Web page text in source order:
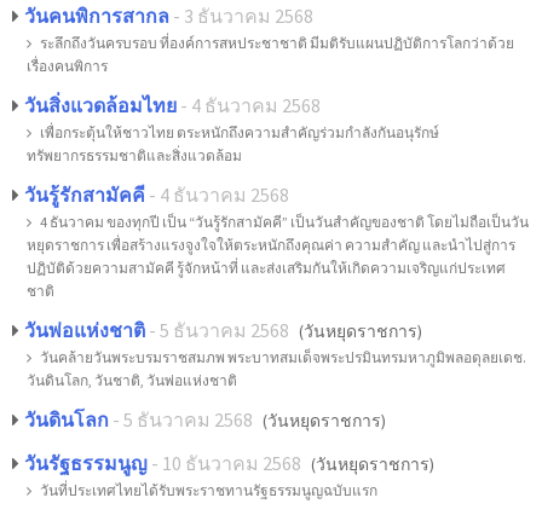
วันคนพิการสากล - 3 ธันวาคม 2568
ระลึกถึงวันครบรอบ ที่องค์การสหประชาชาติ มีมติรับแผนปฏิบัติการโลกว่าด้วย
เรื่องคนพิการ
วันสิ่งแวดล้อมไทย - 4 ธันวาคม 2568
เพื่อกระตุ้นให้ชาวไทย ตระหนักถึงความสำคัญร่วมกำลังกันอนุรักษ์
ทรัพยากรธรรมชาติและสิ่งแวดล้อม
วันรู้รักสามัคคี - 4 ธันวาคม 2568
4 ธันวาคม ของทุกปี เป็น “วันรู้รักสามัคคี” เป็นวันสำคัญของชาติ โดยไม่ถือเป็นวัน
หยุดราชการ เพื่อสร้างแรงจูงใจให้ตระหนักถึงคุณค่า ความสำคัญ และนำไปสู่การ
ปฏิบัติด้วยความสามัคคี รู้จักหน้าที่ และส่งเสริมกันให้เกิดความเจริญแก่ประเทศ
ชาติ
วันพ่อแห่งชาติ - 5 ธันวาคม 2568 (วันหยุดราชการ)
วันคล้ายวันพระบรมราชสมภพ พระบาทสมเด็จพระปรมินทรมหาภูมิพลอดุลยเดช.
วันดินโลก, วันชาติ, วันพ่อแห่งชาติ
วันดินโลก - 5 ธันวาคม 2568 (วันหยุดราชการ)
วันรัฐธรรมนูญ - 10 ธันวาคม 2568 (วันหยุดราชการ)
วันที่ประเทศไทยได้รับพระราชทานรัฐธรรมนูญฉบับแรก